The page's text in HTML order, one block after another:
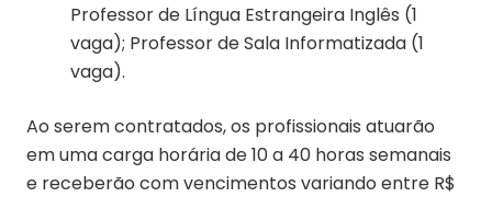
Professor de Língua Estrangeira Inglês (1
vaga); Professor de Sala Informatizada (1
vaga).
Ao serem contratados, os profissionais atuarão
em uma carga horária de 10 a 40 horas semanais
e receberão com vencimentos variando entre R$